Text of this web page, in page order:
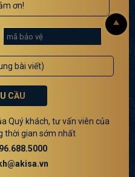
CẦU
Quý khách, tư vấn viên của
thời gian sớm nhất